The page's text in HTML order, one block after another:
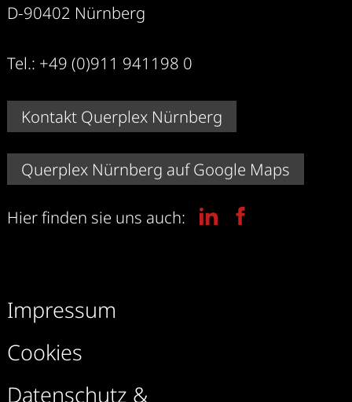
D-90402 Nürnberg
Tel.: +49 (0)911 941198 0
Kontakt Querplex Nürnberg
Querplex Nürnberg auf Google Maps
Hier finden sie uns auch:
Impressum
Cookies
Datenschutz &